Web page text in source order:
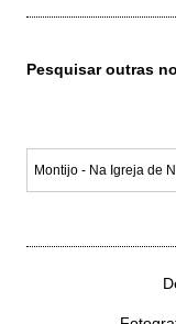
Pesquisar outras